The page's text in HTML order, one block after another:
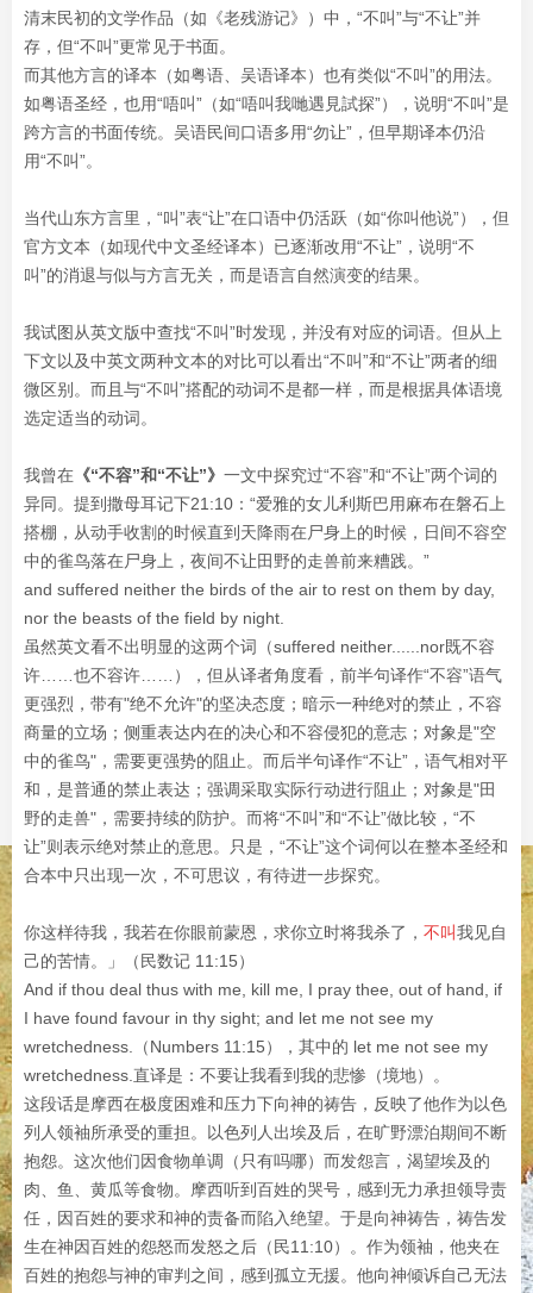
清末民初的文学作品（如《老残游记》）中，“不叫”与“不让”并
存，但“不叫”更常见于书面。
而其他方言的译本（如粤语、吴语译本）也有类似“不叫”的用法。
如粤语圣经，也用“唔叫”（如“唔叫我哋遇見試探”），说明“不叫”是
跨方言的书面传统。吴语民间口语多用“勿让”，但早期译本仍沿
用“不叫”。
当代山东方言里，“叫”表“让”在口语中仍活跃（如“你叫他说”），但
官方文本（如现代中文圣经译本）已逐渐改用“不让”，说明“不
叫”的消退与似与方言无关，而是语言自然演变的结果。
我试图从英文版中查找“不叫”时发现，并没有对应的词语。但从上
下文以及中英文两种文本的对比可以看出“不叫”和“不让”两者的细
微区别。而且与“不叫”搭配的动词不是都一样，而是根据具体语境
选定适当的动词。
我曾在 《“不容”和“不让”》 一文中探究过“不容”和“不让”两个词的
异同。提到撒母耳记下21:10：“爱雅的女儿利斯巴用麻布在磐石上
搭棚，从动手收割的时候直到天降雨在尸身上的时候，日间不容空
中的雀鸟落在尸身上，夜间不让田野的走兽前来糟践。”
and suffered neither the birds of the air to rest on them by day,
nor the beasts of the field by night.
虽然英文看不出明显的这两个词（suffered neither......nor既不容
许……也不容许……），但从译者角度看，前半句译作“不容”语气
更强烈，带有"绝不允许"的坚决态度；暗示一种绝对的禁止，不容
商量的立场；侧重表达内在的决心和不容侵犯的意志；对象是"空
中的雀鸟"，需要更强势的阻止。而后半句译作“不让”，语气相对平
和，是普通的禁止表达；强调采取实际行动进行阻止；对象是"田
野的走兽"，需要持续的防护。而将“不叫”和“不让”做比较，“不
让”则表示绝对禁止的意思。只是，“不让”这个词何以在整本圣经和
合本中只出现一次，不可思议，有待进一步探究。
你这样待我，我若在你眼前蒙恩，求你立时将我杀了， 不叫我见自
己的苦情。」（民数记 11:15）
And if thou deal thus with me, kill me, I pray thee, out of hand, if
I have found favour in thy sight; and let me not see my
wretchedness.（Numbers 11:15），其中的 let me not see my
wretchedness.直译是：不要让我看到我的悲惨（境地）。
这段话是摩西在极度困难和压力下向神的祷告，反映了他作为以色
列人领袖所承受的重担。以色列人出埃及后，在旷野漂泊期间不断
抱怨。这次他们因食物单调（只有吗哪）而发怨言，渴望埃及的
肉、鱼、黄瓜等食物。摩西听到百姓的哭号，感到无力承担领导责
任，因百姓的要求和神的责备而陷入绝望。于是向神祷告，祷告发
生在神因百姓的怨怒而发怒之后（民11:10）。作为领袖，他夹在
百姓的抱怨与神的审判之间，感到孤立无援。他向神倾诉自己无法